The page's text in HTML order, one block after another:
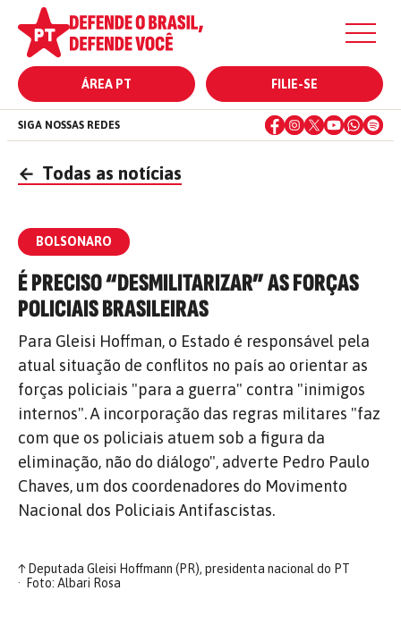
ÁREA PT FILIE-SE
SIGA NOSSAS REDES
← Todas as notícias
BOLSONARO
É PRECISO “DESMILITARIZAR” AS FORÇAS
POLICIAIS BRASILEIRAS
Para Gleisi Hoffman, o Estado é responsável pela
atual situação de conflitos no país ao orientar as
forças policiais "para a guerra" contra "inimigos
internos". A incorporação das regras militares "faz
com que os policiais atuem sob a figura da
eliminação, não do diálogo", adverte Pedro Paulo
Chaves, um dos coordenadores do Movimento
Nacional dos Policiais Antifascistas.
↑Deputada Gleisi Hoffmann (PR), presidenta nacional do PT
Foto: Albari Rosa